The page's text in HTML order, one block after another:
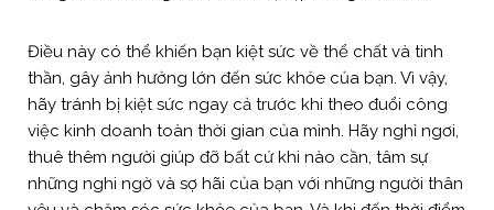
Điều này có thể khiến bạn kiệt sức về thể chất và tinh
thần, gây ảnh hưởng lớn đến sức khỏe của bạn. Vì vậy,
hãy tránh bị kiệt sức ngay cả trước khi theo đuổi công
việc kinh doanh toàn thời gian của mình. Hãy nghỉ ngơi,
thuê thêm người giúp đỡ bất cứ khi nào cần, tâm sự
những nghi ngờ và sợ hãi của bạn với những người thân